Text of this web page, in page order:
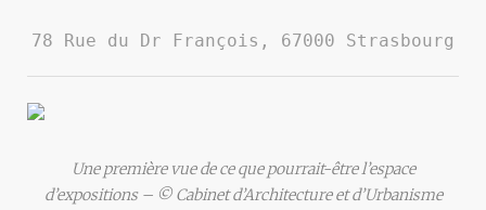
78 Rue du Dr François, 67000 Strasbourg
Une première vue de ce que pourrait-être l’espace
d’expositions – © Cabinet d’Architecture et d’Urbanisme